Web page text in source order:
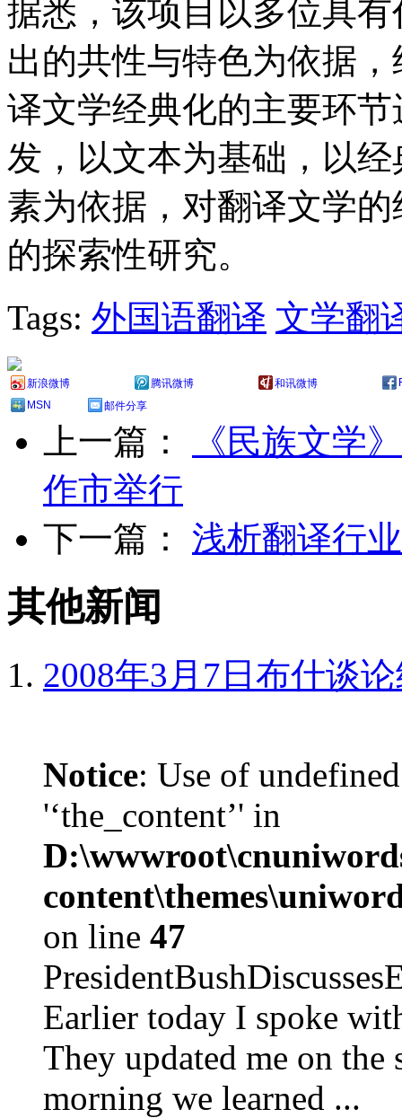
据悉，该项目以多位具
出的共性与特色为依据
译文学经典化的主要环
发，以文本为基础，以
素为依据，对翻译文学
的探索性研究。
Tags: 外国语翻译 文学翻
新浪微博 腾讯微博 和讯微博
MSN
邮件分享
上一篇：
《民族文学
作市举行
下一篇： 浅析翻译行
其他新闻
2008年3月7日布什谈
Notice: Use of
'‘the_content’' in
on line 47
Earlier today I spoke
They updated me on the
morning we learned ...